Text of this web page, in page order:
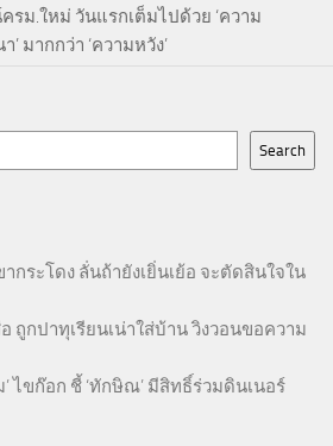
ครม.ใหม่ วันแรกเต็มไปด้วย ‘ความ
า’ มากกว่า ‘ความหวัง’
Search
ากระโดง ลั่นถ้ายังเยิ่นเย้อ จะตัดสินใจใน
ถูกปาทุเรียนเน่าใส่บ้าน วิงวอนขอความ
’ ไขก๊อก ชี้ ‘ทักษิณ’ มีสิทธิ์ร่วมดินเนอร์